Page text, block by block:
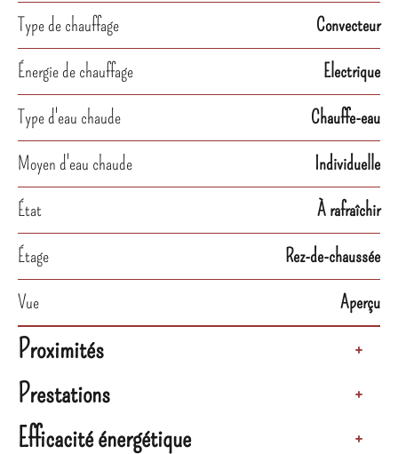
Type de chauffage
Convecteur
Énergie de chauffage
Electrique
Type d'eau chaude
Chauffe-eau
Moyen d'eau chaude
Individuelle
État
À rafraîchir
Étage
Rez-de-chaussée
Vue
Aperçu
Proximités +
Prestations +
Efficacité énergétique +